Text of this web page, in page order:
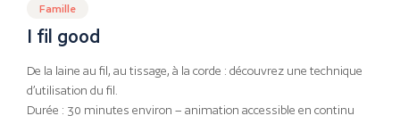
Famille
I fil good
De la laine au fil, au tissage, à la corde : découvrez une technique
d’utilisation du fil.
Durée : 30 minutes environ – animation accessible en continu